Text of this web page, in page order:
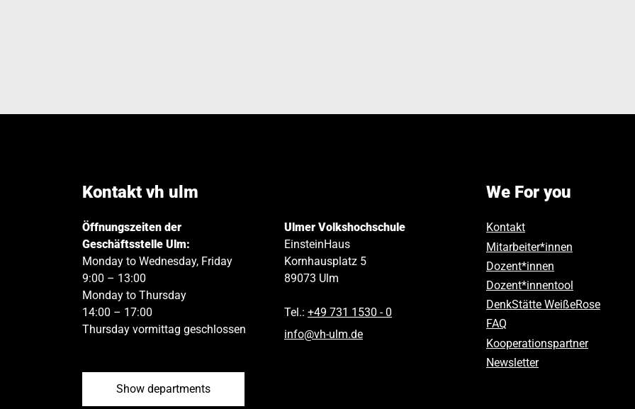
Kontakt vh ulm
Öffnungszeiten der
Geschäftsstelle Ulm:
Monday to Wednesday, Friday
9:00 – 13:00
Monday to Thursday
14:00 – 17:00
Thursday vormittag geschlossen
Show departments
Ulmer Volkshochschule
EinsteinHaus
Kornhausplatz 5
89073 Ulm
Tel.: +49 731 1530 ‑ 0
info@vh-ulm.de
We For you
Kontakt
Mitarbeiter*innen
Dozent*innen
Dozent*innentool
DenkStätte WeißeRose
FAQ
Kooperationspartner
Newsletter